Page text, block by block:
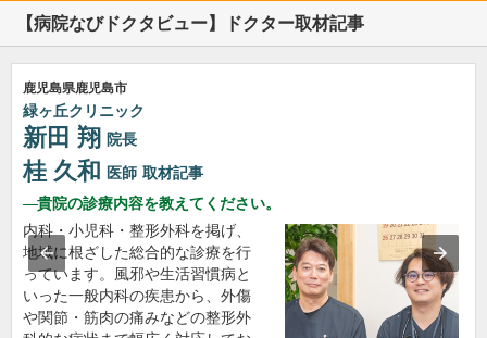
【病院なびドクタビュー】ドクター取材記事
鹿児島県鹿児島市
緑ヶ丘クリニック
新田 翔 院長
桂 久和 医師 取材記事
貴院の診療内容を教えてください。
内科・小児科・整形外科を掲げ、
地域に根ざした総合的な診療を行
っています。風邪や生活習慣病と
いった一般内科の疾患から、外傷
や関節・筋肉の痛みなどの整形外